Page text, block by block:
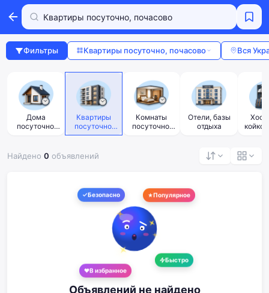
Фильтры Квартиры посуточно, почасово Вся
Дома
посуточно,
Квартиры
посуточно,
почасово
Комнаты
посуточно,
Отели, базы
отдыха
Найдено 0 объявлений
Безопасно
Популярное
Быстро
В избранное
Объявлений не найдено